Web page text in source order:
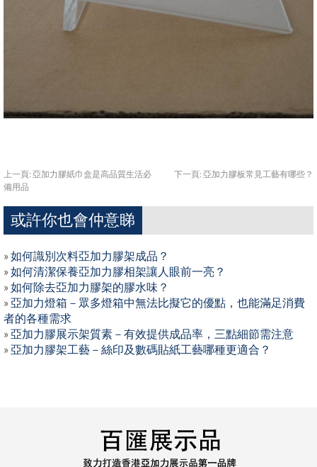
上一頁: 亞加力膠紙巾盒是高品質生活必
備用品
下一頁: 亞加力膠板常見工藝有哪些？
或許你也會仲意睇
» 如何識別次料亞加力膠架成品？
» 如何清潔保養亞加力膠相架讓人眼前一亮？
» 如何除去亞加力膠架的膠水味？
» 亞加力燈箱－眾多燈箱中無法比擬它的優點，也能滿足消費
者的各種需求
» 亞加力膠展示架質素－有效提供成品率，三點細節需注意
» 亞加力膠架工藝－絲印及數碼貼紙工藝哪種更適合？